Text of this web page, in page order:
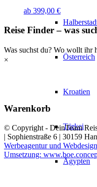
Österreich
Kroatien
Türkei
Ägypten
ab 399,00 €
Reise Finder – was
Was suchst du? Wo wollt ihr
×
Warenkorb
© Copyright - DeinTeam
| Sophienstraße 6 | 30159
Werbeagentur und
Umsetzung: